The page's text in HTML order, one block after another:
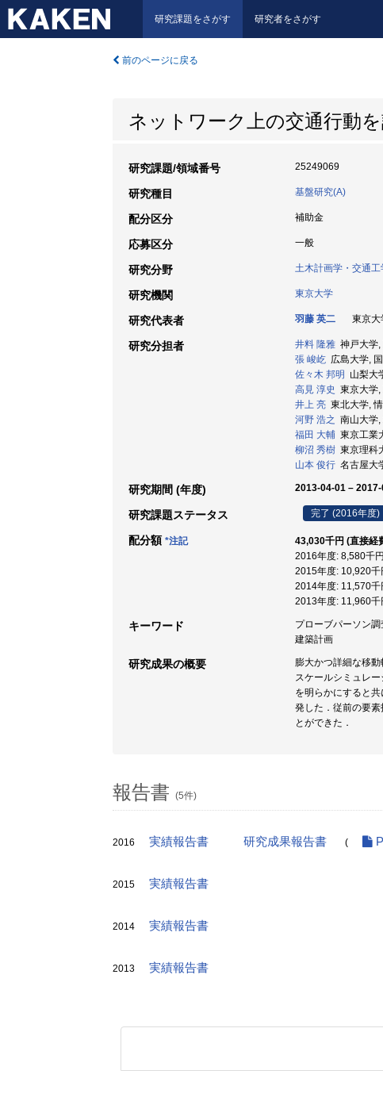
研究課題をさがす 研究者をさがす
前のページに戻る
ネットワーク上の交通行動
研究課題/領域番号 25249069
研究種目 基盤研究(A)
配分区分 補助金
応募区分 一般
研究分野 土木計画学・交通工
研究機関 東京大学
研究代表者 羽藤 英二 東京大
研究分担者 井料 隆雅 神戸大学
張 峻屹 広島大学,
佐々木 邦明
山梨大
高見 淳史 東京大学
井上 亮 東北大学,
河野 浩之 南山大学
福田 大輔 東京工業
柳沼 秀樹 東京理科
山本 俊行 名古屋大
研究期間 (年度) 2013-04-01 –
研究課題ステータス 完了 (2016年度)
配分額 *注記
43,030千円 (直接経
2016年度: 8,580千
2015年度: 10,920
2014年度: 11,570
2013年度: 11,960
キーワード
プローブパーソン
建築計画
研究成果の概要
膨大かつ詳細な移
スケールシミュレ
を明らかにすると
発した．従前の要
とができた．
報告書 (5件)
2016 実績報告書 研究成果報告書 (
2015 実績報告書
2014 実績報告書
2013 実績報告書